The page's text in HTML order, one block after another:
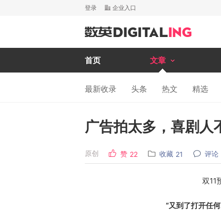
登录 企业入口
首页 文章
最新收录 头条 热文 精选
广告拍太多，喜剧人
原创 赞 22 收藏 21 评论
双11
“又到了打开任